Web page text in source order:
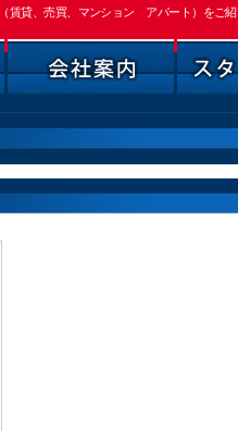
賃貸、売買、マンション アパート）をご紹